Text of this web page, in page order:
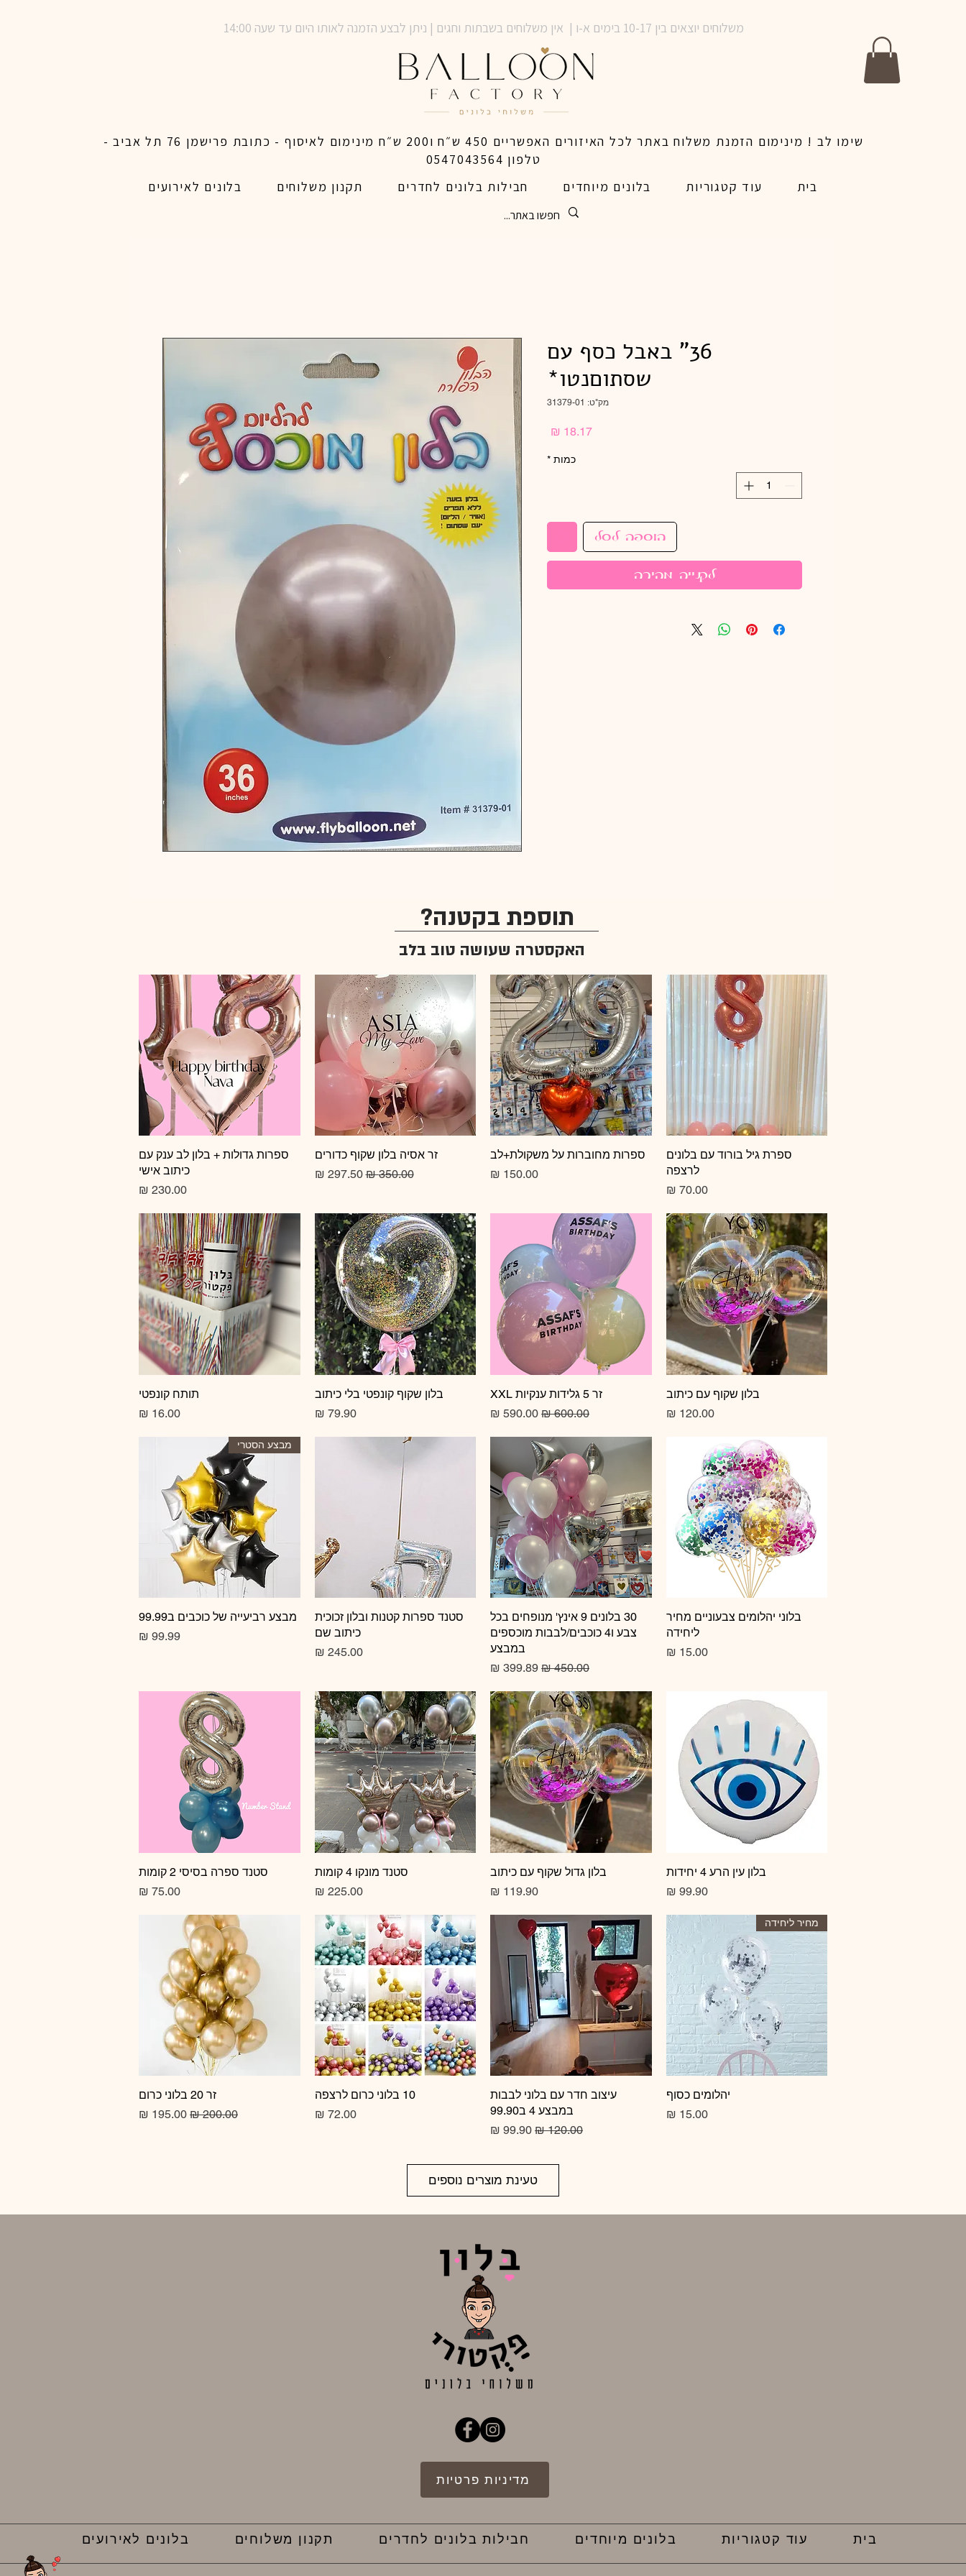
משלוחים יוצאים בין 10-17 בימים א-ו | אין משלוחים בשבתות וחגים | ניתן לבצע הזמנה לאותו היום עד שעה 14:00
שימו לב ! מינימום הזמנת משלוח באתר לכל האיזורים האפשריים 450 ש״ח ו200 ש״ח מינימום לאיסוף - כתובת פרישמן 76 תל אביב -
טלפון 0547043564
בית
עוד קטגוריות בלונים מיוחדים חבילות בלונים לחדרים תקנון משלוחים בלונים לאירועים
36" באבל כסף עם
שסתוםנטו*
מק"ט: 31379-01
כמות *
הוספה לסל
לקנייה מהירה
תוספת בקטנה?
האקסטרה שעושה טוב בלב
תצוגה מהירה
ספרת גיל בורוד עם בלונים
לרצפה
מחיר‏70.00 ‏₪
תצוגה מהירה
ספרות מחוברות על משקולת+לב
מחיר
תצוגה מהירה
זר אסיה בלון שקוף כדורים
מחיר רגיל‏350.00 ‏₪ מחיר מבצע‏297.50 ‏₪
תצוגה מהירה
ספרות גדולות + בלון לב ענק עם
כיתוב אישי
מחיר
תצוגה מהירה
בלון שקוף עם כיתוב
מחיר‏120.00 ‏₪
תצוגה מהירה
זר 5 גלידות ענקיות XXL
מחיר רגיל מחיר מבצע
תצוגה מהירה
בלון שקוף קונפטי בלי כיתוב
מחיר‏79.90 ‏₪
תצוגה מהירהתותח קונפטי
מחיר
תצוגה מהירה
בלוני יהלומים צבעוניים מחיר
ליחידה
מחיר‏15.00 ‏₪
תצוגה מהירה
30 בלונים 9 אינץ' מנופחים בכל
צבע ו4 כוכבים/לבבות מוכספים
במבצע
מחיר רגיל מחיר מבצע
תצוגה מהירה
סטנד ספרות קטנות ובלון זכוכית
כיתוב שם
מחיר‏245.00 ‏₪
תצוגה מהירה
מבצע הסטרי
מבצע רביעייה של כוכבים ב99.99
מחיר
תצוגה מהירה
בלון עין הרע 4 יחידות
מחיר‏99.90 ‏₪
תצוגה מהירה
בלון גדול שקוף עם כיתוב
מחיר
תצוגה מהירה
סטנד מונקו 4 קומות
מחיר‏225.00 ‏₪
תצוגה מהירה
סטנד ספרה בסיסי 2 קומות
מחיר
תצוגה מהירה
מחיר ליחידה
יהלומים כסוף
מחיר‏15.00 ‏₪
תצוגה מהירה
עיצוב חדר עם בלוני לבבות
במבצע 4 ב99.90
מחיר רגיל מחיר מבצע
תצוגה מהירה
10 בלוני כרום לרצפה
מחיר‏72.00 ‏₪
תצוגה מהירה
זר 20 בלוני כרום
מחיר רגיל מחיר מבצע
טעינת מוצרים נוספים
מדיניות פרטיות
בית עוד קטגוריות בלונים מיוחדים חבילות בלונים לחדרים תקנון משלוחים בלונים לאירועים